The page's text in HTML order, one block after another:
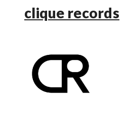
clique records